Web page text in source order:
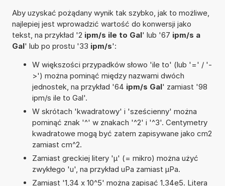
Aby uzyskać pożądany wynik tak szybko, jak to możliwe,
najlepiej jest wprowadzić wartość do konwersji jako
tekst, na przykład '2 ipm/s ile to Gal' lub '67 ipm/s a
Gal' lub po prostu '33 ipm/s':
W większości przypadków słowo 'ile to' (lub '=' / '-
>') można pominąć między nazwami dwóch
jednostek, na przykład '64 ipm/s Gal' zamiast '98
ipm/s ile to Gal'.
W skrótach 'kwadratowy' i 'sześcienny' można
pominąć znak '^' w znakach '^2' i '^3'. Centymetry
kwadratowe mogą być zatem zapisywane jako cm2
zamiast cm^2.
Zamiast greckiej litery 'µ' (= mikro) można użyć
zwykłego 'u', na przykład uPa zamiast µPa.
Zamiast '1,34 x 10^5' można zapisać 1,34e5. Litera